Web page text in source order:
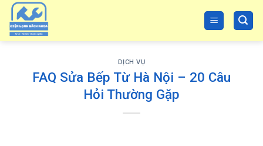
Skip
content
DỊCH VỤ
FAQ Sửa Bếp Từ Hà Nội – 20 Câu
Hỏi Thường Gặp